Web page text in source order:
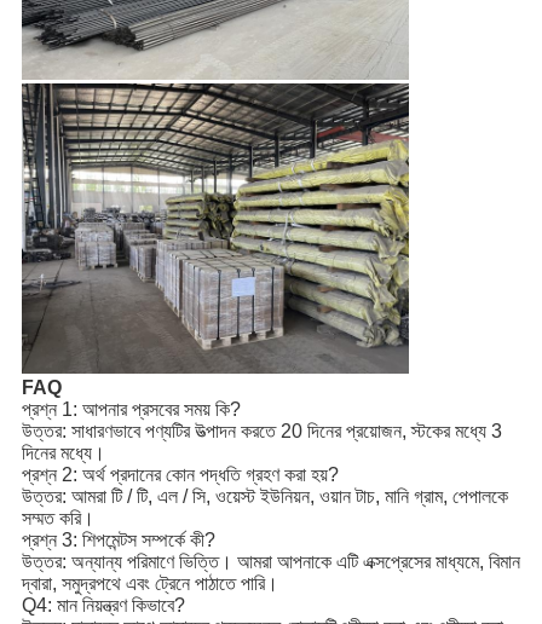
FAQ
প্রশ্ন 1: আপনার প্রসবের সময় কি?
উত্তর: সাধারণভাবে পণ্যটির উত্পাদন করতে 20 দিনের প্রয়োজন, স্টকের মধ্যে 3
দিনের মধ্যে।
প্রশ্ন 2: অর্থ প্রদানের কোন পদ্ধতি গ্রহণ করা হয়?
উত্তর: আমরা টি / টি, এল / সি, ওয়েস্ট ইউনিয়ন, ওয়ান টাচ, মানি গ্রাম, পেপালকে
সম্মত করি।
প্রশ্ন 3: শিপমেন্টস সম্পর্কে কী?
উত্তর: অন্যান্য পরিমাণে ভিত্তি। আমরা আপনাকে এটি এক্সপ্রেসের মাধ্যমে, বিমান
দ্বারা, সমুদ্রপথে এবং ট্রেনে পাঠাতে পারি।
Q4: মান নিয়ন্ত্রণ কিভাবে?